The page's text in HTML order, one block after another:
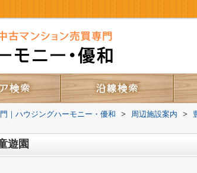
｜ハウジングハーモニー・優和 > 周辺施設案内 >
遊園